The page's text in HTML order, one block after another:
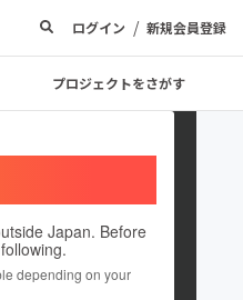
ログイン / 新規会員登録
プロジェクトをさがす
Japan. Before
depending on your